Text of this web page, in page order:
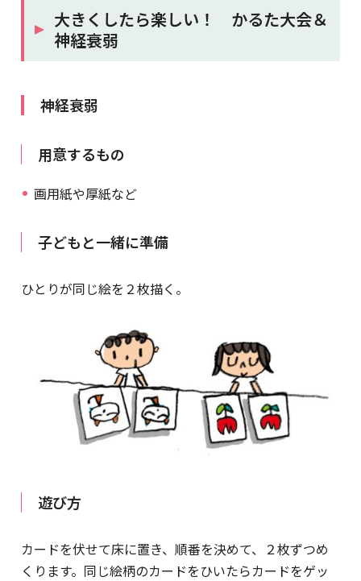
大きくしたら楽しい！ かるた大会＆
神経衰弱
神経衰弱
用意するもの
画用紙や厚紙など
子どもと一緒に準備
ひとりが同じ絵を２枚描く。
遊び方
カードを伏せて床に置き、順番を決めて、２枚ずつめ
くります。同じ絵柄のカードをひいたらカードをゲッ